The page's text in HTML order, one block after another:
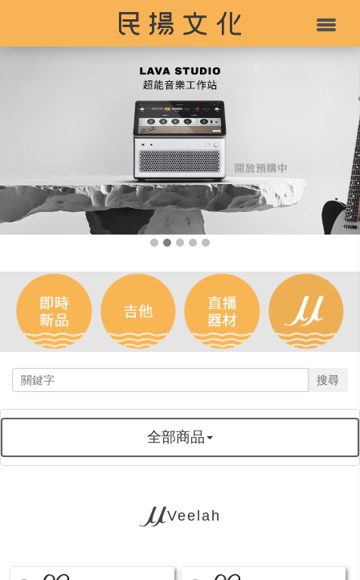
搜尋
全部商品
Veelah